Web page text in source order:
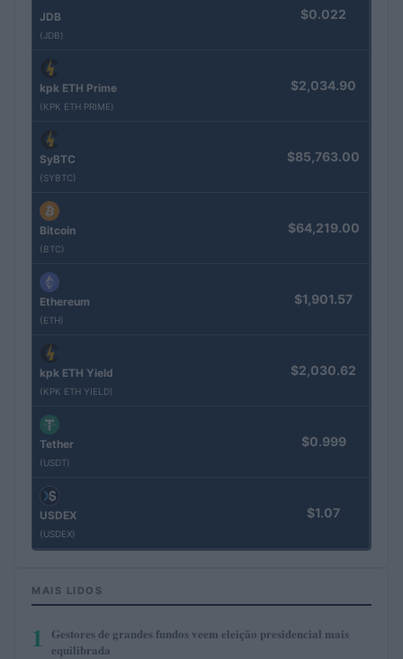
JDB
(JDB)
$0.022
kpk ETH Prime
(KPK ETH PRIME)
$2,034.90
SyBTC
(SYBTC)
$85,763.00
Bitcoin
(BTC)
$64,219.00
Ethereum
(ETH)
$1,901.57
kpk ETH Yield
(KPK ETH YIELD)
$2,030.62
Tether
(USDT)
$0.999
USDEX
(USDEX)
$1.07
MAIS LIDOS
1
Gestores de grandes fundos veem eleição presidencial mais
equilibrada